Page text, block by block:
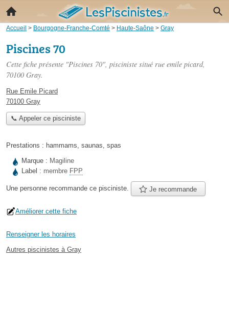
Accueil > Bourgogne-Franche-Comté > Haute-Saône > Gray
Piscines 70
Cette fiche présente "Piscines 70", pisciniste situé rue emile picard,
70100 Gray.
Rue Emile Picard
70100 Gray
📞 Appeler ce pisciniste
Prestations : hammams, saunas, spas
Marque : Magiline
Label : membre FPP
Une personne recommande ce pisciniste. Je recommande
Améliorer cette fiche
Renseigner les horaires
Autres piscinistes à Gray